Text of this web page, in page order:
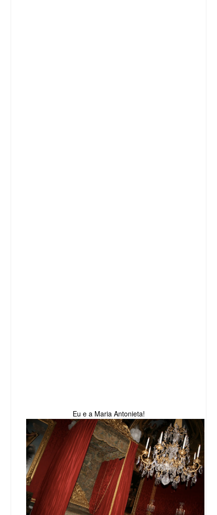
Eu e a Maria Antonieta!